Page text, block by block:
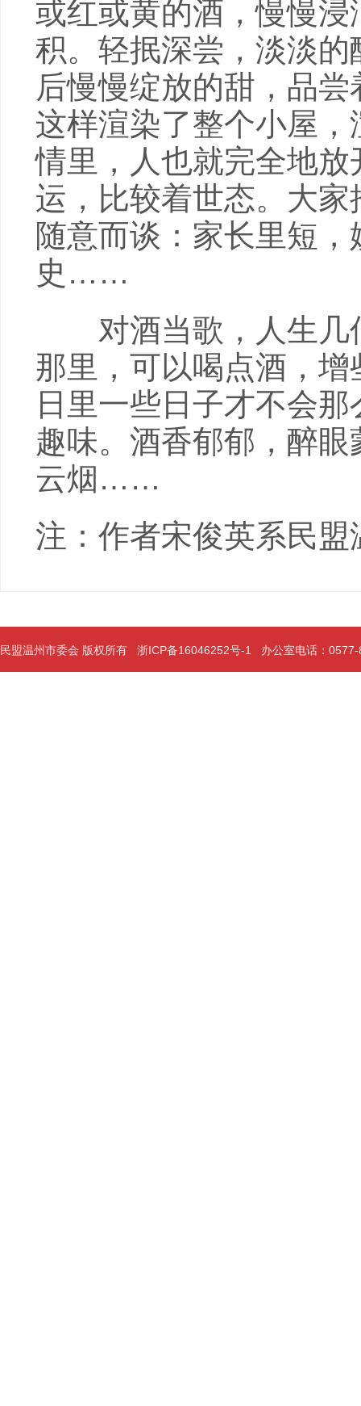
或红或黄的酒，慢慢
积。轻抿深尝，淡淡
后慢慢绽放的甜，品
这样渲染了整个小屋
情里，人也就完全地
运，比较着世态。大
随意而谈：家长里短
史……
对酒当歌，人生几
那里，可以喝点酒，
日里一些日子才不会
趣味。酒香郁郁，醉
云烟……
注：作者宋俊英系民
民盟温州市委会 版权所有 浙ICP备16046252号-1 办公室电话：